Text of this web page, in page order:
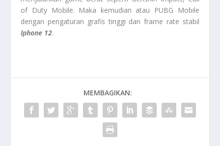
of Duty Mobile. Maka kemudian atau PUBG Mobile
dengan pengaturan grafis tinggi dan frame rate stabil
Iphone 12.
MEMBAGIKAN: